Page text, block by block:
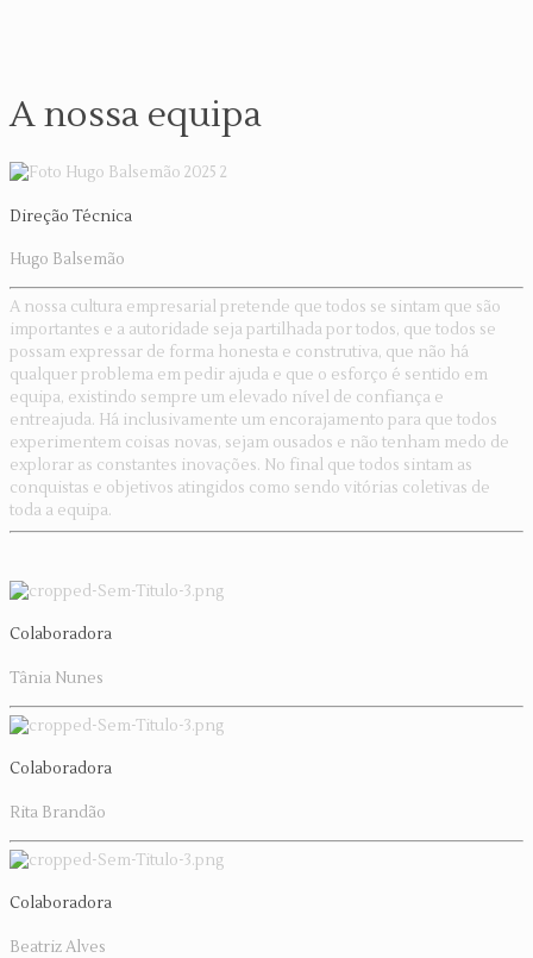
A nossa equipa
Direção Técnica
Hugo Balsemão
A nossa cultura empresarial pretende que todos se sintam que são
importantes e a autoridade seja partilhada por todos, que todos se
possam expressar de forma honesta e construtiva, que não há
qualquer problema em pedir ajuda e que o esforço é sentido em
equipa, existindo sempre um elevado nível de confiança e
entreajuda. Há inclusivamente um encorajamento para que todos
experimentem coisas novas, sejam ousados e não tenham medo de
explorar as constantes inovações. No final que todos sintam as
conquistas e objetivos atingidos como sendo vitórias coletivas de
toda a equipa.
Colaboradora
Tânia Nunes
Colaboradora
Rita Brandão
Colaboradora
Beatriz Alves